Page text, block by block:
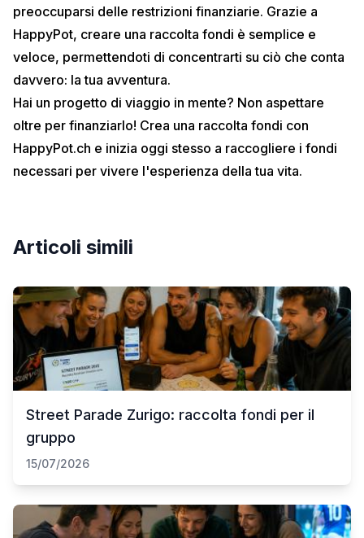
preoccuparsi delle restrizioni finanziarie. Grazie a
HappyPot, creare una raccolta fondi è semplice e
veloce, permettendoti di concentrarti su ciò che conta
davvero: la tua avventura.
Hai un progetto di viaggio in mente? Non aspettare
oltre per finanziarlo! Crea una raccolta fondi con
HappyPot.ch e inizia oggi stesso a raccogliere i fondi
necessari per vivere l'esperienza della tua vita.
Articoli simili
Street Parade Zurigo: raccolta fondi per il
gruppo
15/07/2026